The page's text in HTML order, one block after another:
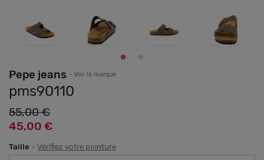
Pepe jeans - Voir la marque
pms90110
55,00 €
45,00 €
Taille - Vérifiez votre pointure